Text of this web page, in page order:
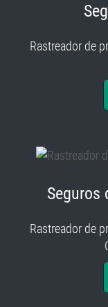
Rastreador de
Seguros
Rastreador de